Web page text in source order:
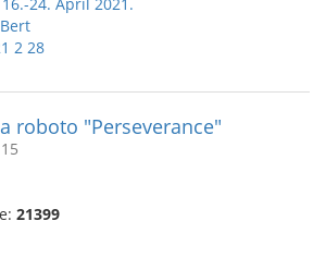
Bert
2 28
roboto "Perseverance"
21399